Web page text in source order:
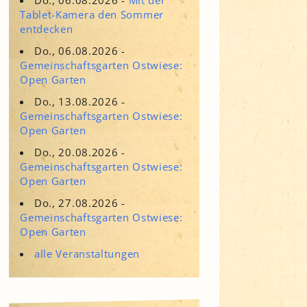
Grün in Sicht
Garten der Sinne
Interkultureller Garten
Blumenau
Kultgarten der WerkBox3
Piazza Zenetti
Südgarten
Tauschgarten Schwabing-
Milbertshofen
Waldschmausgarten
Adressen für Gartenbedarf
Erde & Kompost
Tablet-Kamera den Sommer
entdecken
Do., 06.08.2026 -
Gemeinschaftsgarten Ostwiese:
Open Garten
Do., 13.08.2026 -
Gemeinschaftsgarten Ostwiese:
Open Garten
Do., 20.08.2026 -
Gemeinschaftsgarten Ostwiese:
Open Garten
Do., 27.08.2026 -
Gemeinschaftsgarten Ostwiese:
Open Garten
alle Veranstaltungen